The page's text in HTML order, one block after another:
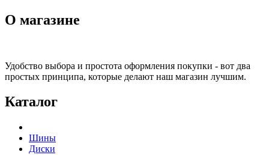
О магазине
Удобство выбора и простота оформления покупки - вот два
простых принципа, которые делают наш магазин лучшим.
Каталог
Шины
Диски